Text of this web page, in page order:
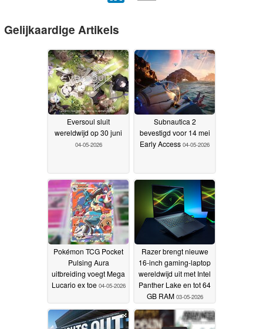
Gelijkaardige Artikels
Eversoul sluit
wereldwijd op 30 juni
04-05-2026
Subnautica 2
bevestigd voor 14 mei
Early Access 04-05-2026
Pokémon TCG Pocket
Pulsing Aura
uitbreiding voegt Mega
Lucario ex toe 04-05-2026
Razer brengt nieuwe
16-inch gaming-laptop
wereldwijd uit met Intel
Panther Lake en tot 64
GB RAM 03-05-2026